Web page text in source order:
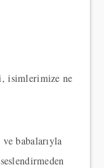
isimlerimize ne
babalarıyla